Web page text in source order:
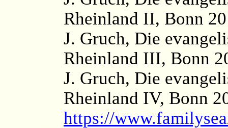
Rheinland II, Bonn
J. Gruch, Die
Rheinland III, Bonn
J. Gruch, Die
Rheinland IV, Bonn
https://